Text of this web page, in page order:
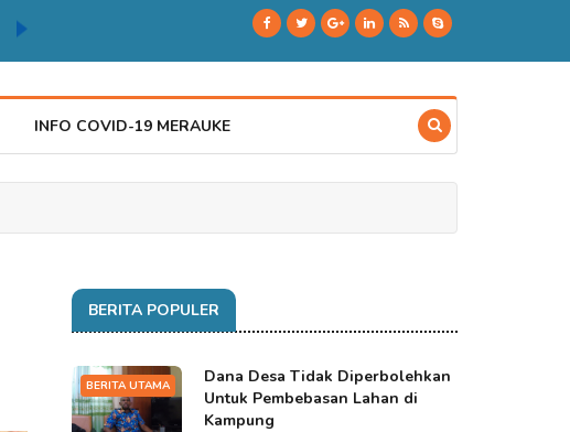
INFO COVID-19 MERAUKE
BERITA POPULER
BERITA UTAMA
Dana Desa Tidak Diperbolehkan
Untuk Pembebasan Lahan di
Kampung